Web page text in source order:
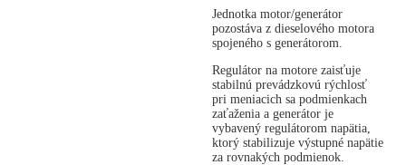
Jednotka motor/generátor
pozostáva z dieselového motora
spojeného s generátorom.
Regulátor na motore zaisťuje
stabilnú prevádzkovú rýchlosť
pri meniacich sa podmienkach
zaťaženia a generátor je
vybavený regulátorom napätia,
ktorý stabilizuje výstupné napätie
za rovnakých podmienok.